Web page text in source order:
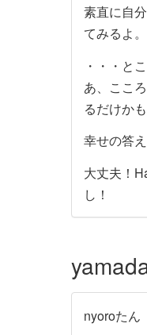
素直に自
てみるよ。
・・・と
あ、ここ
るだけかも
幸せの答
大丈夫！
し！
nyoroたん